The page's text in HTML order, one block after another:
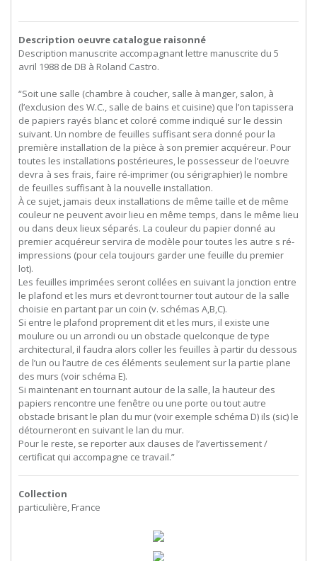
Description oeuvre catalogue raisonné
Description manuscrite accompagnant lettre manuscrite du 5
avril 1988 de DB à Roland Castro.
“Soit une salle (chambre à coucher, salle à manger, salon, à
(l’exclusion des W.C., salle de bains et cuisine) que l’on tapissera
de papiers rayés blanc et coloré comme indiqué sur le dessin
suivant. Un nombre de feuilles suffisant sera donné pour la
première installation de la pièce à son premier acquéreur. Pour
toutes les installations postérieures, le possesseur de l’oeuvre
devra à ses frais, faire ré-imprimer (ou sérigraphier) le nombre
de feuilles suffisant à la nouvelle installation.
À ce sujet, jamais deux installations de même taille et de même
couleur ne peuvent avoir lieu en même temps, dans le même lieu
ou dans deux lieux séparés. La couleur du papier donné au
premier acquéreur servira de modèle pour toutes les autre s ré-
impressions (pour cela toujours garder une feuille du premier
lot).
Les feuilles imprimées seront collées en suivant la jonction entre
le plafond et les murs et devront tourner tout autour de la salle
choisie en partant par un coin (v. schémas A,B,C).
Si entre le plafond proprement dit et les murs, il existe une
moulure ou un arrondi ou un obstacle quelconque de type
architectural, il faudra alors coller les feuilles à partir du dessous
de l’un ou l’autre de ces éléments seulement sur la partie plane
des murs (voir schéma E).
Si maintenant en tournant autour de la salle, la hauteur des
papiers rencontre une fenêtre ou une porte ou tout autre
obstacle brisant le plan du mur (voir exemple schéma D) ils (sic) le
détourneront en suivant le lan du mur.
Pour le reste, se reporter aux clauses de l’avertissement /
certificat qui accompagne ce travail.”
Collection
particulière, France